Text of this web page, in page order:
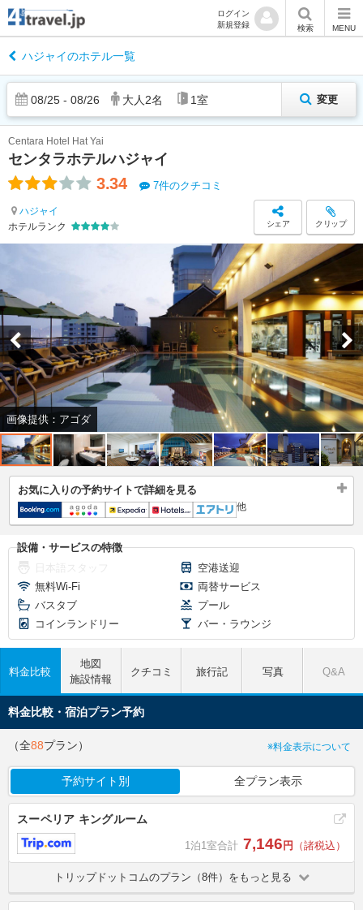
ログイン
新規登録
検索 MENU
ハジャイのホテル一覧
08/25 - 08/26 大人 2名 1室 変更
センタラホテルハジャイ
Centara Hotel Hat Yai
3.34 7件のクチコミ
ハジャイ
ホテルランク
シェア クリップ
画像提供：アゴダ
お気に入りの予約サイトで詳細を見る
他
設備・サービスの特徴
空港送迎
無料Wi-Fi
両替サービス
バスタブ
プール
コインランドリー
バー・ラウンジ
料金比較
地図
施設情報
クチコミ 旅行記 写真 Q&A
料金比較・宿泊プラン予約
（全88プラン） ※料金表示について
予約サイト別 全プラン表示
スーペリア キングルーム
1泊1室合計 7,146円 （諸税込）
トリップドットコムのプラン（8件）をもっと見る